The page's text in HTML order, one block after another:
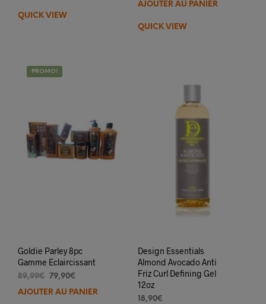
QUICK VIEW
AJOUTER AU PANIER
QUICK VIEW
PROMO!
Goldie Parley 8pc
Gamme Eclaircissant
89,99€ Le
prix
79,90€
prix
AJOUTER AU PANIER
Design Essentials
Almond Avocado Anti
Friz Curl Defining Gel
12oz
18,90€